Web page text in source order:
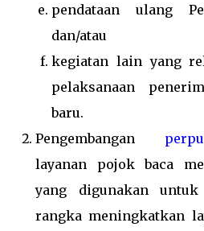
pendataan ulang
dan/atau
kegiatan lain yang
pelaksanaan
baru.
Pengembangan
layanan pojok baca
yang digunakan untuk
rangka meningkatkan